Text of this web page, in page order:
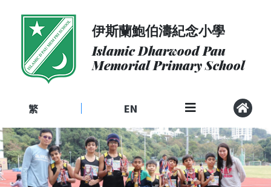
我
們
請
課
程
伊斯蘭鮑伯濤紀念小學
Islamic Dharwood Pau
Memorial Primary School
繁 EN